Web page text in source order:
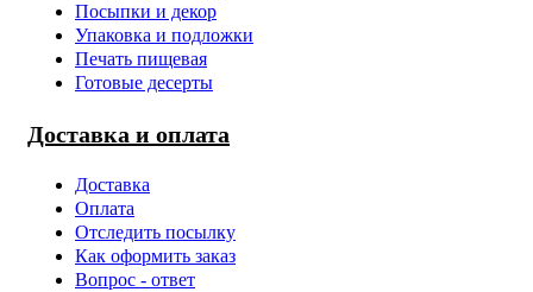
Посыпки и декор
Упаковка и подложки
Печать пищевая
Готовые десерты
Доставка и оплата
Доставка
Оплата
Отследить посылку
Как оформить заказ
Вопрос - ответ